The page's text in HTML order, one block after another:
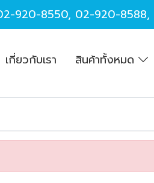
920-8550, 02-920-8588,
เกี่ยวกับเรา สินค้าทั้งหมด